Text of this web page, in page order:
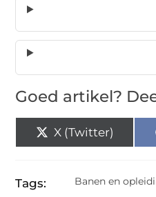
Goed artikel?
X (Twitter)
Tags: Banen en